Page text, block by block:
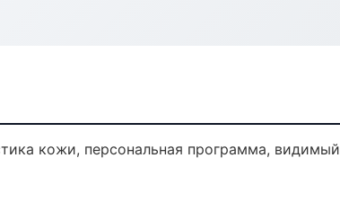
кожи, персональная программа, видимый